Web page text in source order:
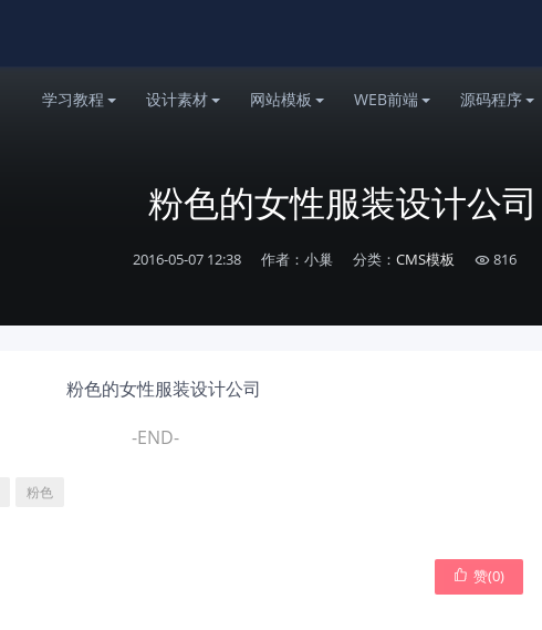
学习教程 设计素材 网站模板 WEB前端 源码程序
粉色的女性服装设计公司
2016-05-07 12:38 作者：小巢 分类： CMS模板  816
-END-
粉色
 赞(0)